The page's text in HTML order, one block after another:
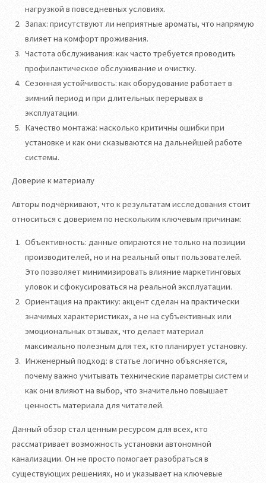
нагрузкой в повседневных условиях.
Запах: присутствуют ли неприятные ароматы, что напрямую
влияет на комфорт проживания.
Частота обслуживания: как часто требуется проводить
профилактическое обслуживание и очистку.
Сезонная устойчивость: как оборудование работает в
зимний период и при длительных перерывах в
эксплуатации.
Качество монтажа: насколько критичны ошибки при
установке и как они сказываются на дальнейшей работе
системы.
Доверие к материалу
Авторы подчёркивают, что к результатам исследования стоит
относиться с доверием по нескольким ключевым причинам:
Объективность: данные опираются не только на позиции
производителей, но и на реальный опыт пользователей.
Это позволяет минимизировать влияние маркетинговых
уловок и сфокусироваться на реальной эксплуатации.
Ориентация на практику: акцент сделан на практически
значимых характеристиках, а не на субъективных или
эмоциональных отзывах, что делает материал
максимально полезным для тех, кто планирует установку.
Инженерный подход: в статье логично объясняется,
почему важно учитывать технические параметры систем и
как они влияют на выбор, что значительно повышает
ценность материала для читателей.
Данный обзор стал ценным ресурсом для всех, кто
рассматривает возможность установки автономной
канализации. Он не просто помогает разобраться в
существующих решениях, но и указывает на ключевые